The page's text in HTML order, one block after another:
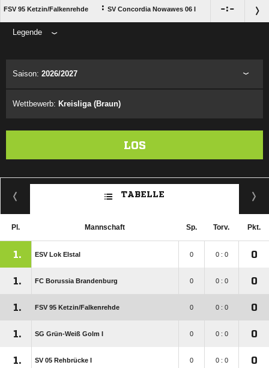
FSV 95 Ketzin/​Falkenrehde : SV Concordia Nowawes 06 I :
Legende
Saison: 2026/2027
Wettbewerb: Kreisliga (Braun)
LOS
TABELLE
Pl. Mannschaft Sp. Torv. Pkt.
1. ESV Lok Elstal 0 0 : 0 0
1. FC Borussia Brandenburg 0 0 : 0 0
1. FSV 95 Ketzin/​Falkenrehde 0 0 : 0 0
1. SG Grün-Weiß Golm I 0 0 : 0 0
1. SV 05 Rehbrücke I 0 0 : 0 0